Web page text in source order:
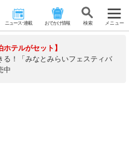
ニュース･連載 おでかけ情報 検 索 メニュー
ホテルがセット】
る！「みなとみらいフェスティバ
中